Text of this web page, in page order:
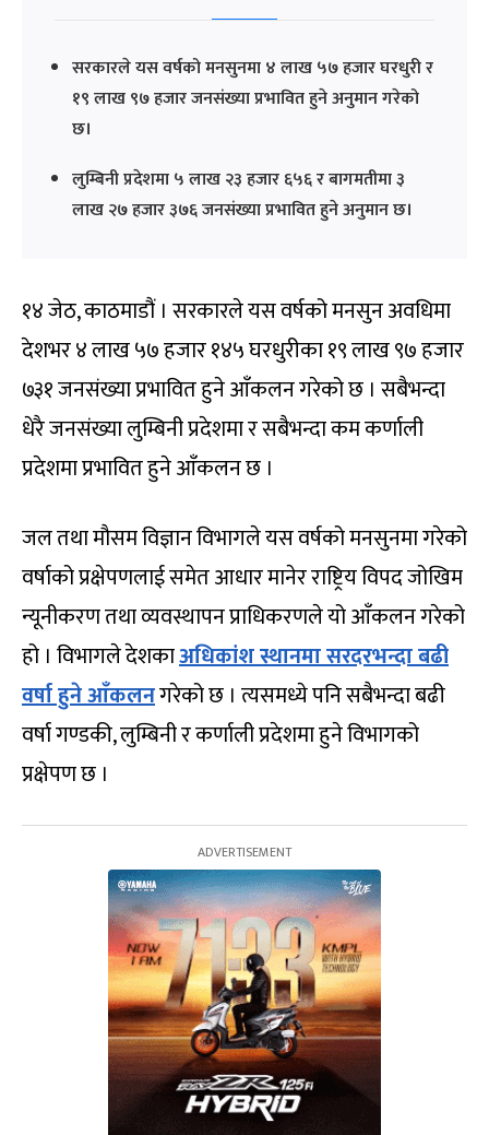
सरकारले यस वर्षको मनसुनमा ४ लाख ५७ हजार घरधुरी र
१९ लाख ९७ हजार जनसंख्या प्रभावित हुने अनुमान गरेको
छ।
लुम्बिनी प्रदेशमा ५ लाख २३ हजार ६५६ र बागमतीमा ३
लाख २७ हजार ३७६ जनसंख्या प्रभावित हुने अनुमान छ।
१४ जेठ, काठमाडौं । सरकारले यस वर्षको मनसुन अवधिमा
देशभर ४ लाख ५७ हजार १४५ घरधुरीका १९ लाख ९७ हजार
७३१ जनसंख्या प्रभावित हुने आँकलन गरेको छ । सबैभन्दा
धेरै जनसंख्या लुम्बिनी प्रदेशमा र सबैभन्दा कम कर्णाली
प्रदेशमा प्रभावित हुने आँकलन छ ।
जल तथा मौसम विज्ञान विभागले यस वर्षको मनसुनमा गरेको
वर्षाको प्रक्षेपणलाई समेत आधार मानेर राष्ट्रिय विपद जोखिम
न्यूनीकरण तथा व्यवस्थापन प्राधिकरणले यो आँकलन गरेको
हो । विभागले देशकाअधिकांश स्थानमा सरदरभन्दा बढी
वर्षा हुने आँकलनगरेको छ । त्यसमध्ये पनि सबैभन्दा बढी
वर्षा गण्डकी, लुम्बिनी र कर्णाली प्रदेशमा हुने विभागको
प्रक्षेपण छ ।